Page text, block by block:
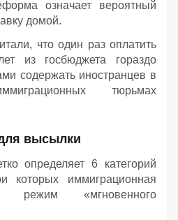
означает вероятный
домой.
что один раз оплатить
из госбюджета гораздо
содержать иностранцев в
тюрьмах
высылки
определяет 6 категорий
которых иммиграционная
режим «мгновенного